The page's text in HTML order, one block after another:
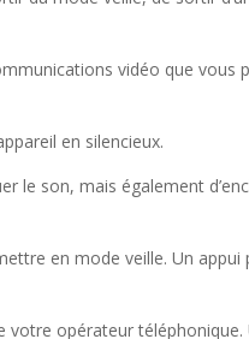
vidéo que vous
en silencieux.
le son, mais également
en mode veille. Un appui
votre opérateur téléphonique.